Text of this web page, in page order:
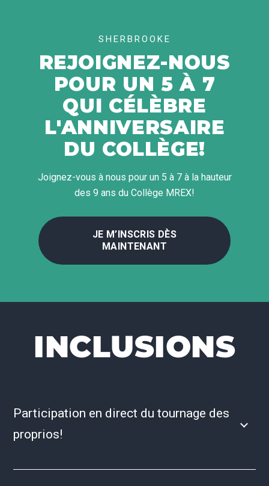
SHERBROOKE
REJOIGNEZ-NOUS
POUR UN 5 À 7
QUI CÉLÈBRE
L'ANNIVERSAIRE
DU COLLÈGE!
Joignez-vous à nous pour un 5 à 7 à la hauteur
des 9 ans du Collège MREX!
JE M’INSCRIS DÈS
MAINTENANT
INCLUSIONS
Participation en direct du tournage des
proprios!